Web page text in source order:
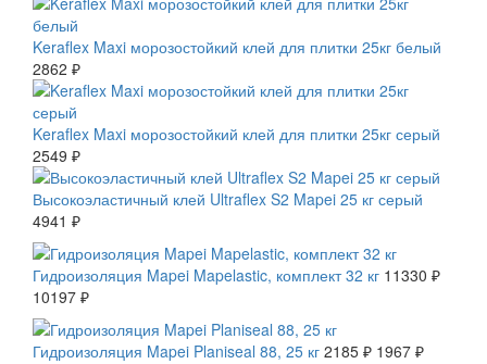
Keraflex Maxi морозостойкий клей для плитки 25кг белый
2862 ₽
Keraflex Maxi морозостойкий клей для плитки 25кг серый
2549 ₽
Высокоэластичный клей Ultraflex S2 Mapei 25 кг серый
4941 ₽
Гидроизоляция Mapei Mapelastic, комплект 32 кг 11330 ₽
10197 ₽
Гидроизоляция Mapei Planiseal 88, 25 кг 2185 ₽ 1967 ₽